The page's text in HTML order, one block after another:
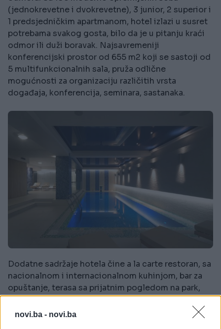
novi.ba - novi.ba
(jednokrevetne i dvokrevetne), 3 junior, 2 superior i
1 predsjedničkim apartmanom, hotel izlazi u susret
potrebama svakog gosta, bilo da je u pitanju kraći
odmor ili duži boravak. Najsavremeniji
konferencijski prostor od 655 m2 koji se sastoji od
5 multifunkcionalnih sala, pruža odlične
mogućnosti za organizaciju različitih vrsta
događaja, konferencija, seminara, sastanaka.
Dodatne sadržaje hotela čine a la carte restoran, sa
nacionalnom i internacionalnom kuhinjom, bar za
opuštanje, terasa sa prijatnim pogledom na park,
kao i jedinstveni wellness sa unutrašnjim bazenom,
saunom, parnim kupatilom, prostorijama za masažu